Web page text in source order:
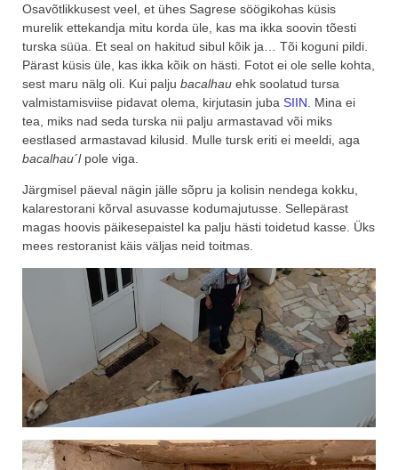
Osavõtlikkusest veel, et ühes Sagrese söögikohas küsis
murelik ettekandja mitu korda üle, kas ma ikka soovin tõesti
turska süüa. Et seal on hakitud sibul kõik ja… Tõi koguni pildi.
Pärast küsis üle, kas ikka kõik on hästi. Fotot ei ole selle kohta,
sest maru nälg oli. Kui palju bacalhau ehk soolatud tursa
valmistamisviise pidavat olema, kirjutasin juba SIIN . Mina ei
tea, miks nad seda turska nii palju armastavad või miks
eestlased armastavad kilusid. Mulle tursk eriti ei meeldi, aga
bacalhau´lpole viga.
Järgmisel päeval nägin jälle sõpru ja kolisin nendega kokku,
kalarestorani kõrval asuvasse kodumajutusse. Sellepärast
magas hoovis päikesepaistel ka palju hästi toidetud kasse. Üks
mees restoranist käis väljas neid toitmas.